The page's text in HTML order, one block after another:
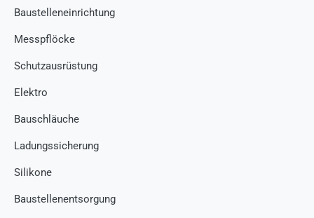
Baustelleneinrichtung
Messpflöcke
Schutzausrüstung
Elektro
Bauschläuche
Ladungssicherung
Silikone
Baustellenentsorgung